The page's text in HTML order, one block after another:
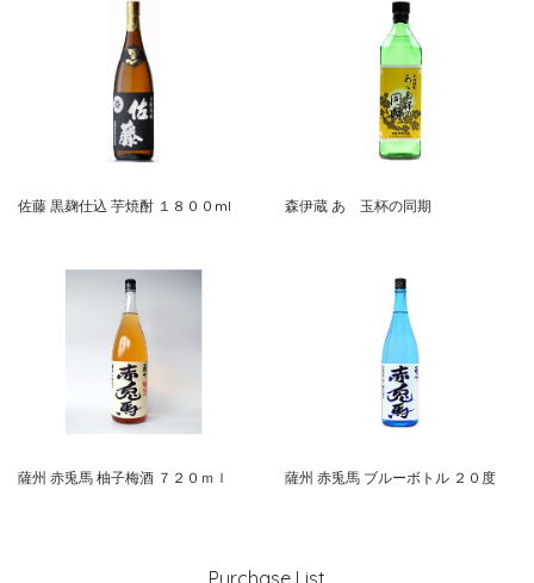
佐藤 黒麹仕込 芋焼酎 １８００ml 森伊蔵 あゝ玉杯の同期
薩州 赤兎馬 柚子梅酒 ７２０ｍｌ 薩州 赤兎馬 ブルーボトル ２０度